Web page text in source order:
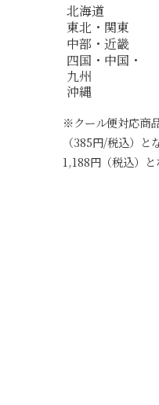
北海道
東北・関東
中部・近畿
四国・中国・
九州
沖縄
※クール便対応商
（385円/税込）
1,188円（税込）と